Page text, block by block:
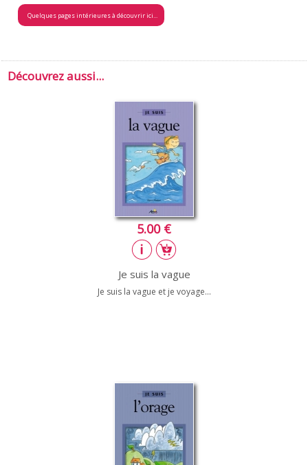
Quelques pages intérieures à découvrir ici...
Découvrez aussi...
5.00 €
Je suis la vague
Je suis la vague et je voyage...